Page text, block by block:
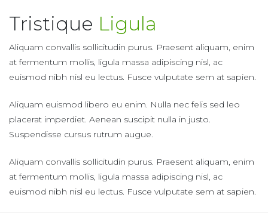
Tristique Ligula
Aliquam convallis sollicitudin purus. Praesent aliquam, enim
at fermentum mollis, ligula massa adipiscing nisl, ac
euismod nibh nisl eu lectus. Fusce vulputate sem at sapien.
Aliquam euismod libero eu enim. Nulla nec felis sed leo
placerat imperdiet. Aenean suscipit nulla in justo.
Suspendisse cursus rutrum augue.
Aliquam convallis sollicitudin purus. Praesent aliquam, enim
at fermentum mollis, ligula massa adipiscing nisl, ac
euismod nibh nisl eu lectus. Fusce vulputate sem at sapien.